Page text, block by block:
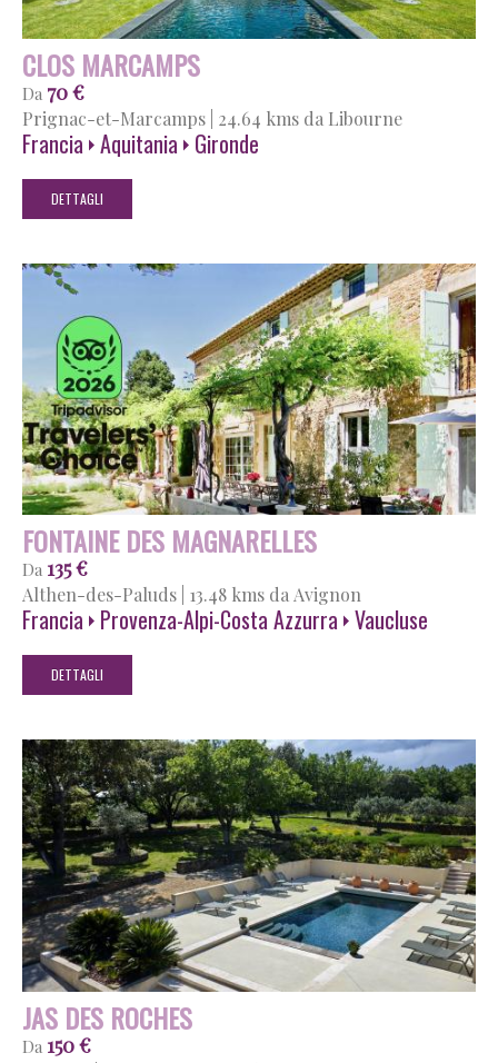
CLOS MARCAMPS
Da 70 €
Prignac-et-Marcamps 24.64 kms da Libourne
Francia Aquitania Gironde
DETTAGLI
FONTAINE DES MAGNARELLES
Da 135 €
Althen-des-Paluds 13.48 kms da Avignon
Francia Provenza-Alpi-Costa Azzurra Vaucluse
DETTAGLI
JAS DES ROCHES
Da 150 €